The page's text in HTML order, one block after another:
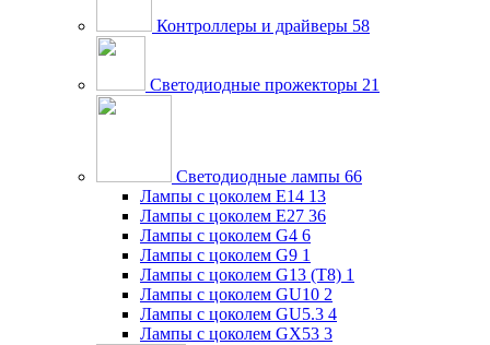
Контроллеры и драйверы 58
Светодиодные прожекторы 21
Светодиодные лампы 66
Лампы с цоколем E14 13
Лампы с цоколем E27 36
Лампы с цоколем G4 6
Лампы с цоколем G9 1
Лампы с цоколем G13 (Т8) 1
Лампы с цоколем GU10 2
Лампы с цоколем GU5.3 4
Лампы с цоколем GX53 3